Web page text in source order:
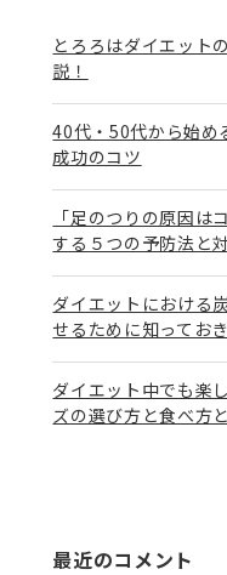
とろろはダイエット
説！
40代・50代から始め
成功のコツ
「足のつりの原因は
する５つの予防法と
ダイエットにおける
せるために知ってお
ダイエット中でも楽
ズの選び方と食べ方
最近のコメント